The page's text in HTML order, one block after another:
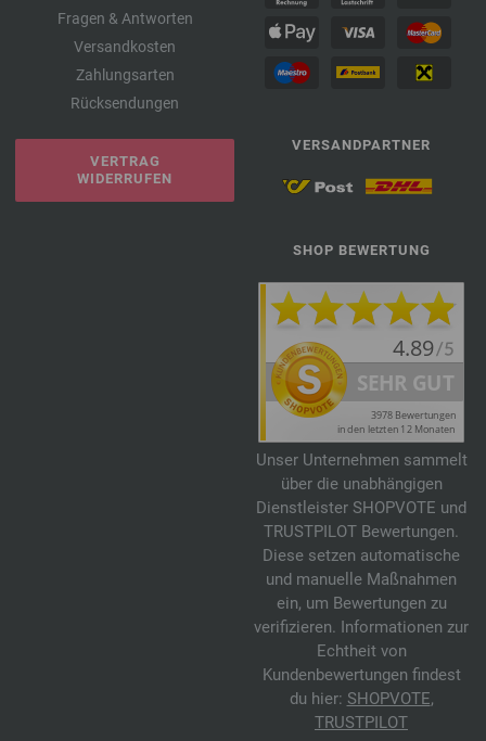
Fragen & Antworten
Versandkosten
Zahlungsarten
Rücksendungen
VERTRAG
WIDERRUFEN
VERSANDPARTNER
SHOP BEWERTUNG
Unser Unternehmen sammelt
über die unabhängigen
Dienstleister SHOPVOTE und
TRUSTPILOT Bewertungen.
Diese setzen automatische
und manuelle Maßnahmen
ein, um Bewertungen zu
verifizieren. Informationen zur
Echtheit von
Kundenbewertungen findest
du hier: SHOPVOTE,
TRUSTPILOT